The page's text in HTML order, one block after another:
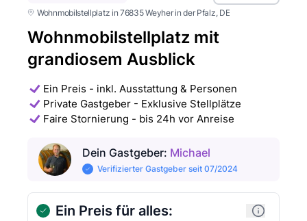
Wohnmobilstellplatz in 76835 Weyher in der Pfalz, DE
Wohnmobilstellplatz mit
grandiosem Ausblick
Ein Preis - inkl. Ausstattung & Personen
Private Gastgeber - Exklusive Stellplätze
Faire Stornierung - bis 24h vor Anreise
Dein Gastgeber: Michael
Verifizierter Gastgeber seit 07/2024
Ein Preis für alles: